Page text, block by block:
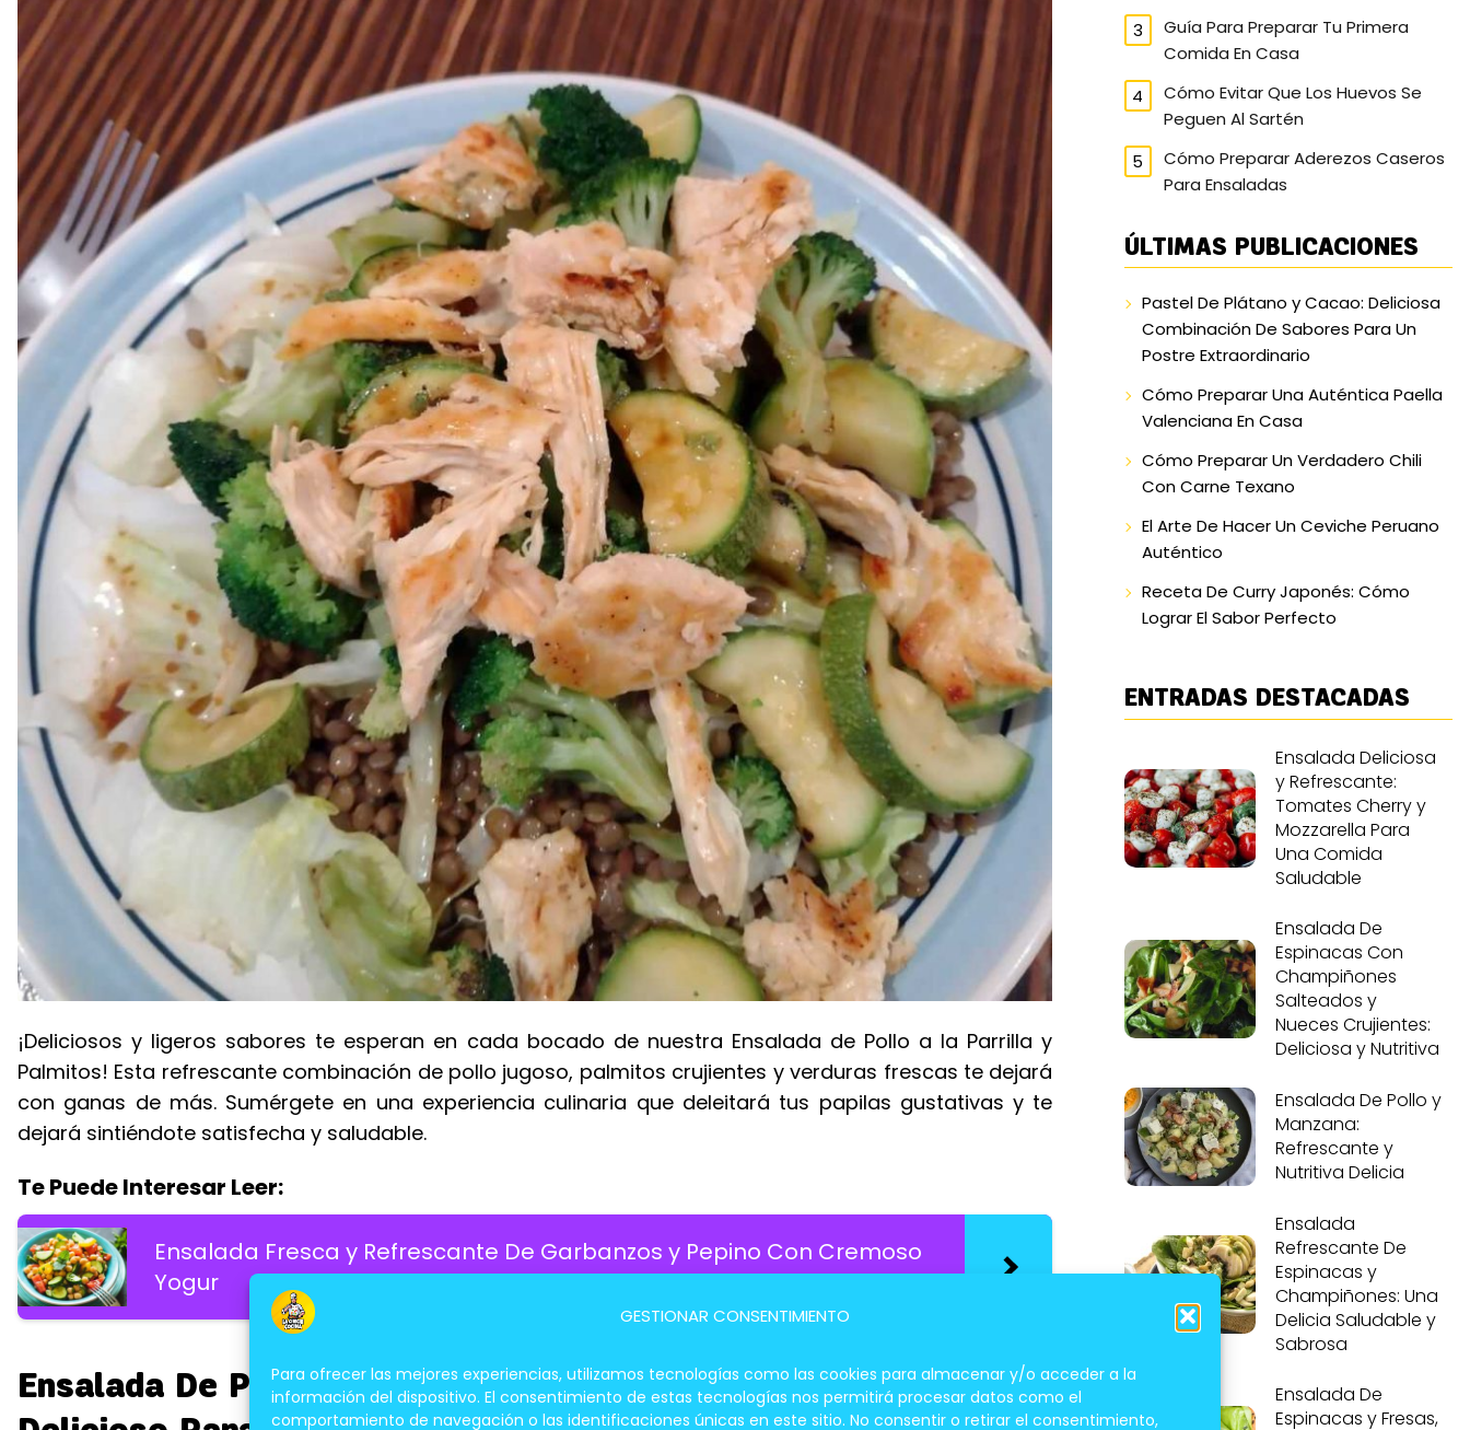
GESTIONAR CONSENTIMIENTO
Para ofrecer las mejores experiencias, utilizamos tecnologías como las cookies para almacenar y/o acceder a la
información del dispositivo. El consentimiento de estas tecnologías nos permitirá procesar datos como el
comportamiento de navegación o las identificaciones únicas en este sitio. No consentir o retirar el consentimiento,
¡Deliciosos y ligeros sabores te esperan en cada bocado de nuestra Ensalada de Pollo a la Parrilla y
Palmitos! Esta refrescante combinación de pollo jugoso, palmitos crujientes y verduras frescas te dejará
con ganas de más. Sumérgete en una experiencia culinaria que deleitará tus papilas gustativas y te
dejará sintiéndote satisfecha y saludable.
Te Puede Interesar Leer:
Ensalada Fresca y Refrescante De Garbanzos y Pepino Con Cremoso
Yogur
Ensalada De Pollo a La Parrilla y Palmitos: Un Frescor
Guía Para Preparar Tu Primera
Comida En Casa
Cómo Evitar Que Los Huevos Se
Peguen Al Sartén
Cómo Preparar Aderezos Caseros
Para Ensaladas
ÚLTIMAS PUBLICACIONES
Pastel De Plátano y Cacao: Deliciosa
Combinación De Sabores Para Un
Postre Extraordinario
Cómo Preparar Una Auténtica Paella
Valenciana En Casa
Cómo Preparar Un Verdadero Chili
Con Carne Texano
El Arte De Hacer Un Ceviche Peruano
Auténtico
Receta De Curry Japonés: Cómo
Lograr El Sabor Perfecto
ENTRADAS DESTACADAS
Ensalada Deliciosa
y Refrescante:
Tomates Cherry y
Mozzarella Para
Una Comida
Saludable
Ensalada De
Espinacas Con
Champiñones
Salteados y
Nueces Crujientes:
Deliciosa y Nutritiva
Ensalada De Pollo y
Manzana:
Refrescante y
Nutritiva Delicia
Ensalada
Refrescante De
Espinacas y
Champiñones: Una
Delicia Saludable y
Sabrosa
Ensalada De
Espinacas y Fresas,